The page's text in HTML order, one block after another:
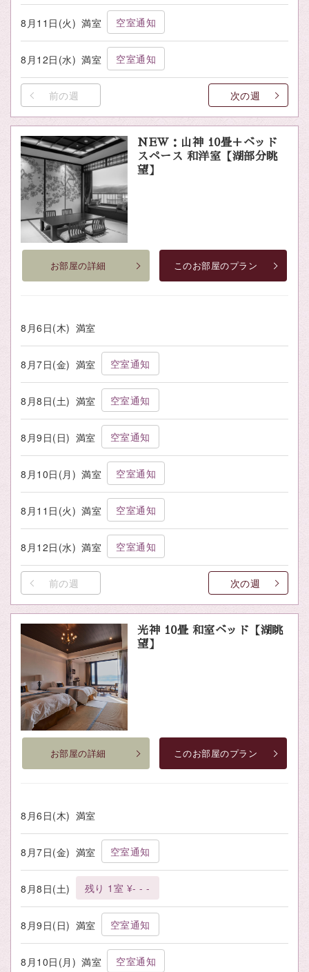
8月11日(火) 満室 空室通知
8月12日(水) 満室 空室通知
前の週 次の週
NEW：山神 10畳＋ベッド
スペース 和洋室【湖部分眺
望】
お部屋の詳細 このお部屋のプラン
8月6日(木) 満室
8月7日(金) 満室 空室通知
8月8日(土) 満室 空室通知
8月9日(日) 満室 空室通知
8月10日(月) 満室 空室通知
8月11日(火) 満室 空室通知
8月12日(水) 満室 空室通知
前の週 次の週
光神 10畳 和室ベッド【湖眺
望】
お部屋の詳細 このお部屋のプラン
8月6日(木) 満室
8月7日(金) 満室 空室通知
8月8日(土) 残り 1室 ¥- - -
8月9日(日) 満室 空室通知
8月10日(月) 満室 空室通知